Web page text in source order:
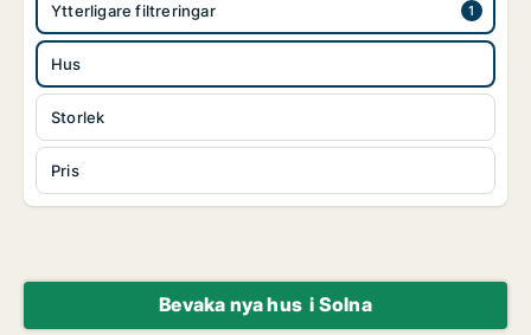
Hus
Storlek
Pris
Ytterligare filtreringar
Bevaka nya hus i Solna